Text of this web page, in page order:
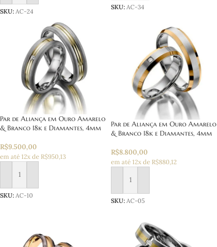
SKU:AC-24
SKU: AC-34
Par de Aliança em Ouro Amarelo
& Branco 18k e Diamantes, 4mm
R$9.500,00
em até 12x de R$950,13
Adicionar ao carrinho
SKU:AC-10
Par de Aliança em Ouro Amarelo
& Branco 18k e Diamantes, 4mm
R$8.800,00
em até 12x de R$880,12
Adicionar ao carrinho
SKU:AC-05